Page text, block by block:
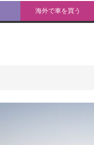
海外で車を買う